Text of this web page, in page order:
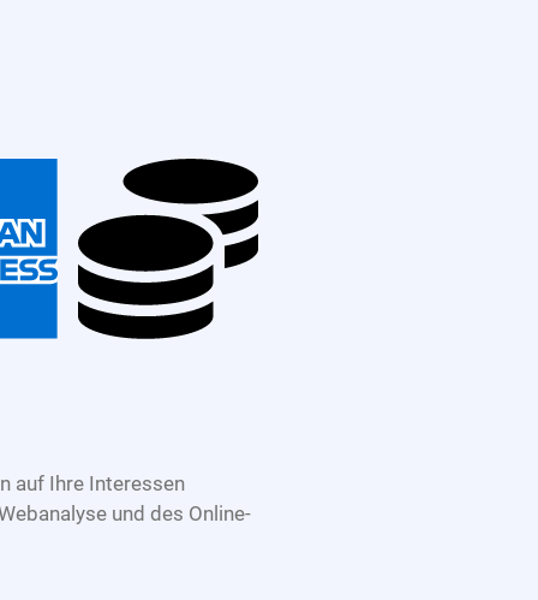
auf Ihre Interessen
und des Online-